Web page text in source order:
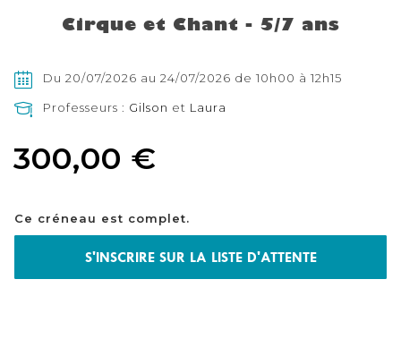
beginning
images
gallery
Cirque et Chant - 5/7 ans
Du 20/07/2026 au 24/07/2026 de 10h00 à 12h15
Professeurs : Gilson et Laura
300,00 €
Ce créneau est complet.
S'INSCRIRE SUR LA LISTE D'ATTENTE